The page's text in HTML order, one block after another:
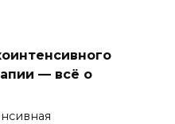
— всё о